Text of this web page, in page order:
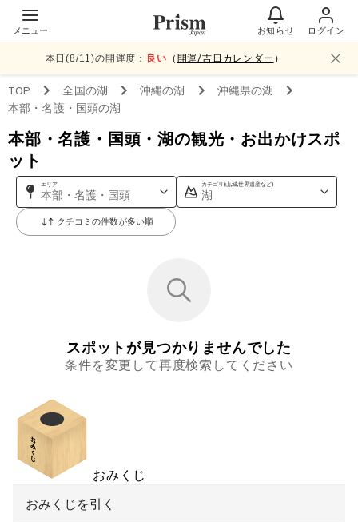
メニュー お知らせ ログイン
本日(8/11)の開運度： 良い （ 開運/吉日カレンダー ）
TOP 全国の湖 沖縄の湖 沖縄県の湖
本部・名護・国頭の湖
本部・名護・国頭・湖の観光・お出かけスポ
ット
エリア
本部・名護・国頭
カテゴリ(山,城,世界遺産など)
湖
クチコミの件数が多い順
スポットが見つかりませんでした
条件を変更して再度検索してください
おみくじ
おみくじを引く